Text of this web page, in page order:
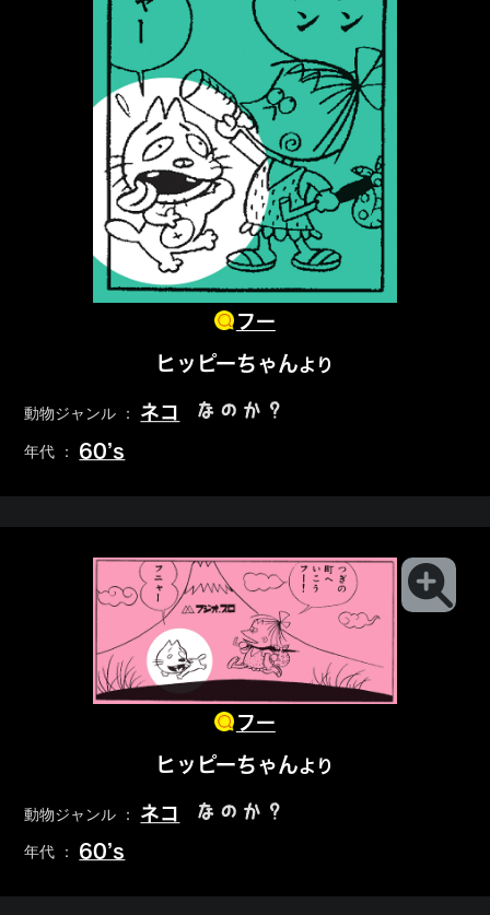
フー
ヒッピーちゃんより
動物ジャンル ： ネコ なのか？
年代 ： 60’s
フー
ヒッピーちゃんより
動物ジャンル ： ネコ なのか？
年代 ： 60’s